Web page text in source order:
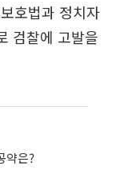
호법과 정치자
검찰에 고발을
약은?